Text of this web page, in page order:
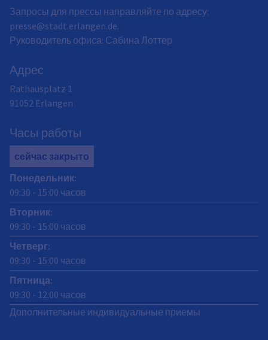
Запросы для прессы направляйте по адресу:
presse@stadt.erlangen.de.
Руководитель офиса: Сабина Лоттер
Адрес
Rathausplatz 1
91052 Erlangen
Часы работы
сейчас закрыто
Понедельник:
09:30 - 15:00 часов
Вторник:
09:30 - 15:00 часов
Четверг:
09:30 - 15:00 часов
Пятница:
09:30 - 12:00 часов
Дополнительные индивидуальные приемы